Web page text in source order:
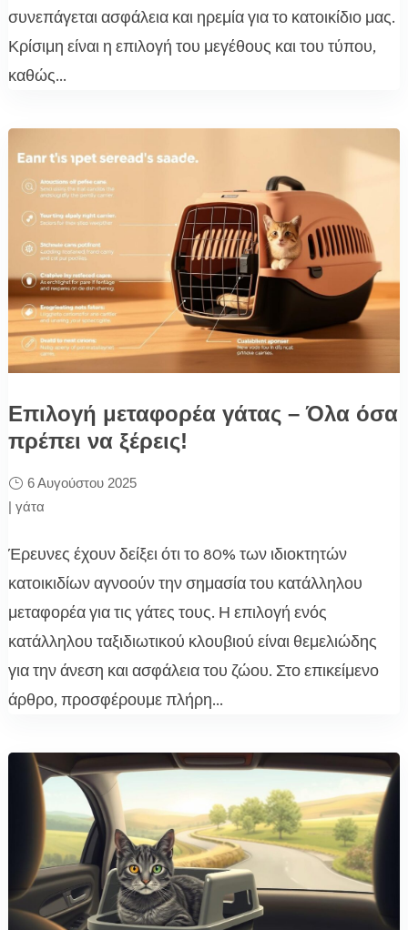
συνεπάγεται ασφάλεια και ηρεμία για το κατοικίδιο μας.
Κρίσιμη είναι η επιλογή του μεγέθους και του τύπου,
καθώς...
Επιλογή μεταφορέα γάτας – Όλα όσα
πρέπει να ξέρεις!
6 Αυγούστου 2025
| γάτα
Έρευνες έχουν δείξει ότι το 80% των ιδιοκτητών
κατοικιδίων αγνοούν την σημασία του κατάλληλου
μεταφορέα για τις γάτες τους. Η επιλογή ενός
κατάλληλου ταξιδιωτικού κλουβιού είναι θεμελιώδης
για την άνεση και ασφάλεια του ζώου. Στο επικείμενο
άρθρο, προσφέρουμε πλήρη...